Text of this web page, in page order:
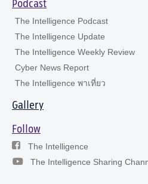
Podcast
The Intelligence Podcast
The Intelligence Update
The Intelligence Weekly Review
Cyber News Report
The Intelligence พาเที่ยว
Gallery
Follow
The Intelligence
The Intelligence Sharing